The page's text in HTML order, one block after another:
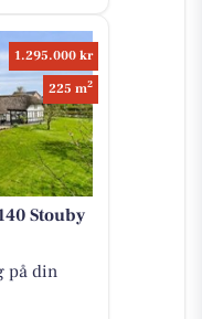
1.295.000 kr
225 m2
Stouby
på din